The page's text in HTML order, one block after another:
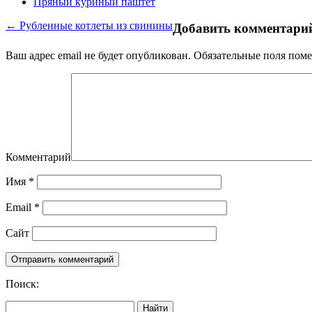
← Рубленные котлеты из свининыДобавить
Ваш адрес email не будет опубликован. Обязательные поля
Комментарий
Имя *
Email *
Сайт
Поиск:
Найти